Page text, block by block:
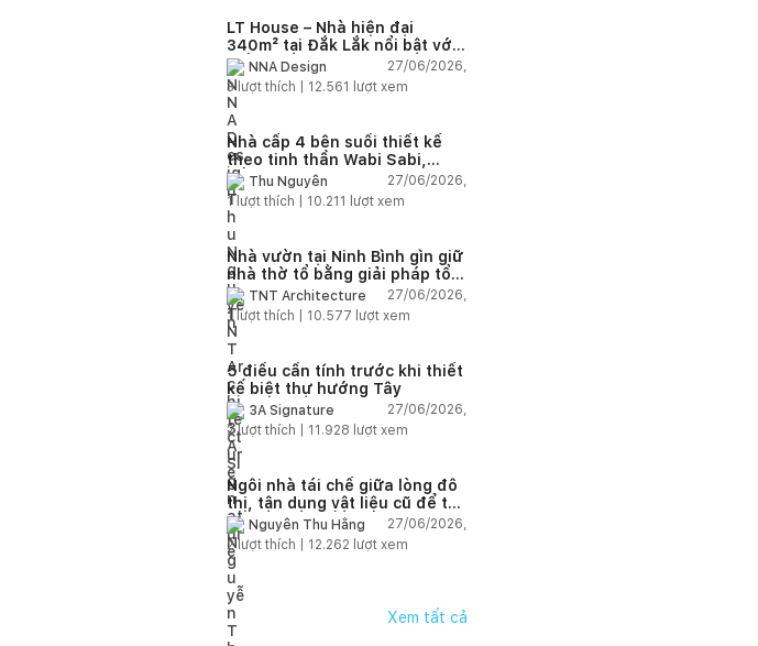
LT House – Nhà hiện đại
340m² tại Đắk Lắk nổi bật với
kiến trúc mở và hệ sân vườn
kết nối thiên nhiên
NNA Design
27/06/2026,
3lượt thích | 12.561 lượt xem
Nhà cấp 4 bên suối thiết kế
theo tinh thần Wabi Sabi,
sống chậm giữa thiên nhiên
Thu Nguyễn
27/06/2026,
1 lượt thích | 10.211 lượt xem
Nhà vườn tại Ninh Bình gìn giữ
nhà thờ tổ bằng giải pháp tổ
chức lại không gian
TNT Architecture
27/06/2026,
1lượt thích | 10.577 lượt xem
5 điều cần tính trước khi thiết
kế biệt thự hướng Tây
3A Signature
27/06/2026,
2lượt thích | 11.928 lượt xem
Ngôi nhà tái chế giữa lòng đô
thị, tận dụng vật liệu cũ để tạo
không gian sống linh hoạt
Nguyễn Thu Hằng
27/06/2026,
2lượt thích | 12.262 lượt xem
Xem tất cả